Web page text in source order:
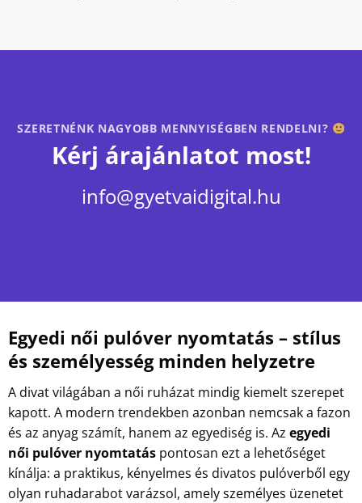
SZERETNÉNK NAGYOBB MENNYISÉGBEN RENDELNI?
Kérj árajánlatot most!
info@gyetvaidigital.hu
Egyedi női pulóver nyomtatás – stílus
és személyesség minden helyzetre
A divat világában a női ruházat mindig kiemelt szerepet
kapott. A modern trendekben azonban nemcsak a fazon
és az anyag számít, hanem az egyediség is. Az egyedi
női pulóver nyomtatáspontosan ezt a lehetőséget
kínálja: a praktikus, kényelmes és divatos pulóverből egy
olyan ruhadarabot varázsol, amely személyes üzenetet